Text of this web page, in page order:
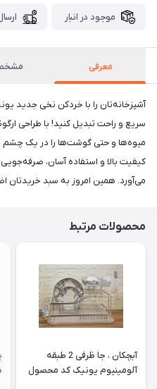
موجود در انبار
معرفی
سریع و راحت تبدیل کنید! با طراحی
میوه‌ها و حتی گوشت‌ها را در یک چشم
کیفیت بالا و استفاده آسان، صرفه‌جویی
می‌آورد. همین امروز به سبد خریدتان
محصولات مرتبط
آبچکان ، جا ظرفی 2 طبقه
آلومینیوم یونیک کد محصول